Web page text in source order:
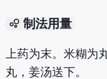
bubble_chart 制法用量
上药为末。米糊为
丸，姜汤送下。